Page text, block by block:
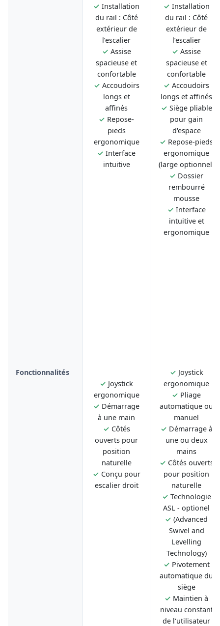
✓ Installation
du rail : Côté
extérieur de
l’escalier
✓ Assise
spacieuse et
confortable
✓ Accoudoirs
longs et
affinés
✓ Repose-
pieds
ergonomique
✓ Interface
intuitive
✓ Installation
du rail : Côté
extérieur de
l’escalier
✓ Assise
spacieuse et
confortable
✓ Accoudoirs
longs et affinés
✓ Siège pliable
pour gain
d'espace
✓ Repose-pieds
ergonomique
(large optionnel)
✓ Dossier
rembourré
mousse
✓ Interface
intuitive et
ergonomique
Fonctionnalités
✓ Joystick
ergonomique
✓ Démarrage
à une main
✓ Côtés
ouverts pour
position
naturelle
✓ Conçu pour
escalier droit
✓ Joystick
ergonomique
✓ Pliage
automatique ou
manuel
✓ Démarrage à
une ou deux
mains
✓ Côtés ouverts
pour position
naturelle
✓ Technologie
ASL - optionel
✓ (Advanced
Swivel and
Levelling
Technology)
✓ Pivotement
automatique du
siège
✓ Maintien à
niveau constant
de l'utilisateur